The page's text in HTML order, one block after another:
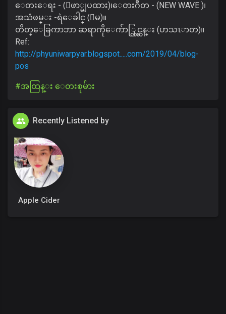
ေတးေရး - (ေဖာ္မျပထား)၊ေတးဂီတ - (NEW WAVE )၊
အသံဖမ္း -ရဲေခါင္ (ေမ)။
တိတ္ေခြကာဘာ ဆရာကိုေက်ာ္လြင္ဆန္း (ဟသၤာတ)။
Ref:
http://phyuniwarpyar.blogspot.....com/2019/04/blog-
pos
#အထြန္း ေတးစုမ်ား
Recently Listened by
Apple Cider